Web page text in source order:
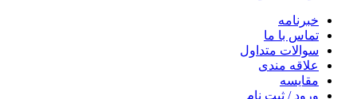
خبرنامه
تماس با ما
سوالات متداول
علاقه مندی
مقایسه
ورود / ثبت نام